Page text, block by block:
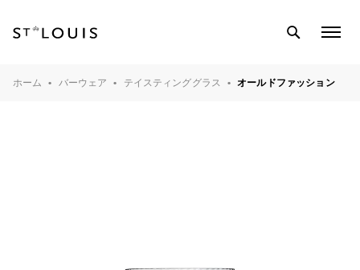
テーブルウェア
SEARCH
ホーム バーウェア テイスティンググラス オールドファッション